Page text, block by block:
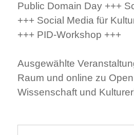
Public Domain Day +++
+++ Social Media für
+++ PID-Workshop +++
Ausgewählte
Raum und online zu
Wissenschaft und